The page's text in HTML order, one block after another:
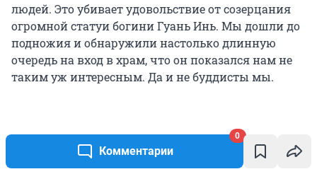
Комментарии
0
людей. Это убивает удовольствие от созерцания
огромной статуи богини Гуань Инь. Мы дошли до
подножия и обнаружили настолько длинную
очередь на вход в храм, что он показался нам не
таким уж интересным. Да и не буддисты мы.